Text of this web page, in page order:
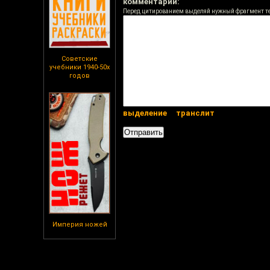
Советские
учебники 1940-50х
годов
Империя ножей
Перед цитированием выделяй нужный фрагмент
выделение транслит